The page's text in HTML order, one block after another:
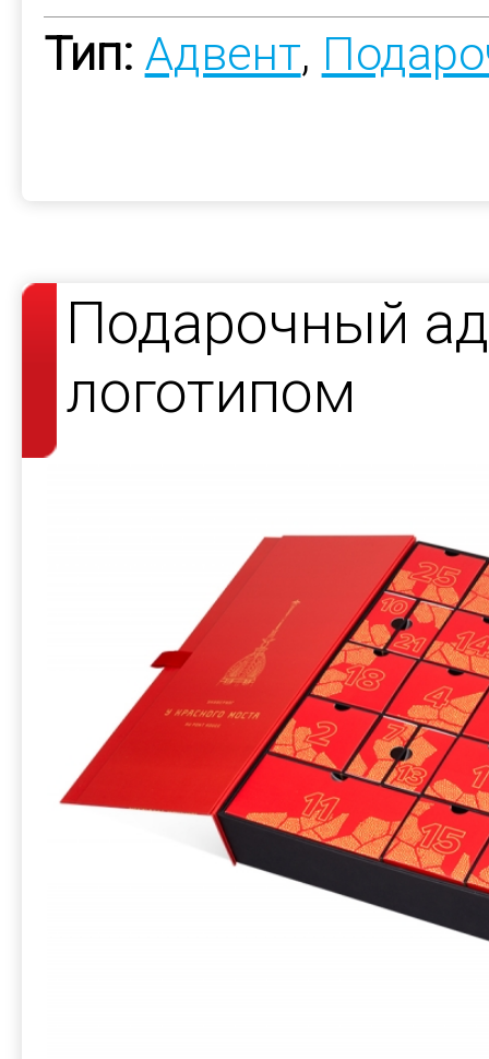
Тип: Адвент,
Подарочный
логотипом